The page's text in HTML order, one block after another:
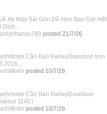
Xe Máy Sài Gòn Dễ Hơn Bao Giờ Hết
Dịch...
posted 21/7/26
Cần Bán HarleyDavidson Iron
2016...
posted 10/7/26
Cần Bán HarleyDavidson
114CI
posted 10/7/26